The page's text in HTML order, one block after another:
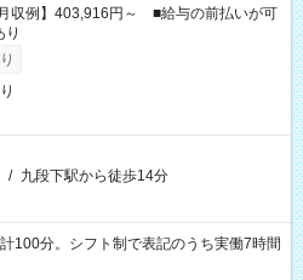
収例】403,916円～ ■給与の前払いが可
り
/ 九段下駅から徒歩14分
分。シフト制で表記のうち実働7時間